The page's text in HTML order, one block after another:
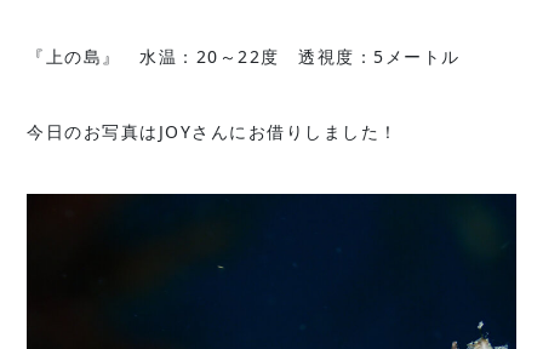
『上の島』 水温：20～22度 透視度：5メートル
今日のお写真はJOYさんにお借りしました！